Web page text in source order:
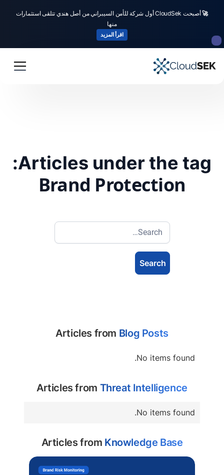
🚀
أصبحت CloudSek أول شركة للأمن السيبراني من أصل هندي تتلقى استثمارات
منها
اقرأ المزيد
Articles under the tag:
Brand Protection
Articles from Blog Posts
No items found.
Articles from Threat Intelligence
No items found.
Articles from Knowledge Base